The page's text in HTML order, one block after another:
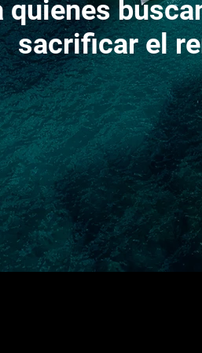
quienes
sacrificar el